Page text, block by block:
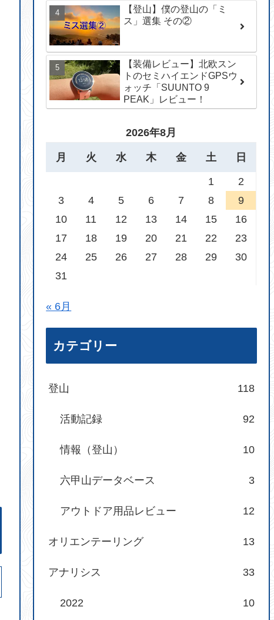
【登山】僕の登山の「ミ
ス」選集 その②
【装備レビュー】北欧スン
トのセミハイエンドGPSウ
ォッチ「SUUNTO 9
PEAK」レビュー！
2026年8月
月 火 水 木 金 土 日
1
2
3
4 5 6 7 8
9
10
11 12 13 14 15
16
17
18 19 20 21 22
23
24
25 26 27 28 29
30
31
« 6月
カテゴリー
登山 118
活動記録 92
情報（登山） 10
六甲山データベース 3
アウトドア用品レビュー 12
オリエンテーリング 13
アナリシス 33
2022 10